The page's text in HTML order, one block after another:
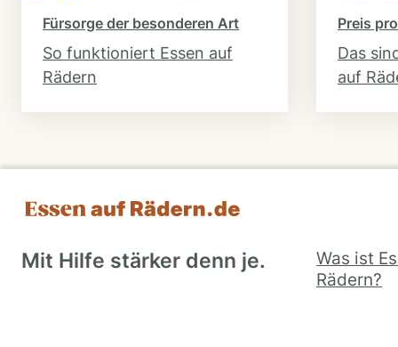
Fürsorge der besonderen Art
So funktioniert Essen auf
Rädern
Preis
Das
auf
Mit Hilfe stärker denn je.
Was ist
Rädern?